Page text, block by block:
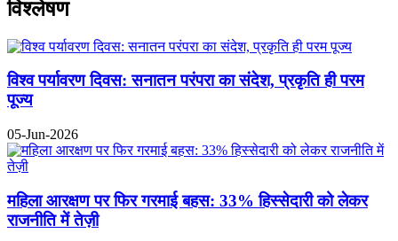
विश्लेषण
विश्व पर्यावरण दिवस: सनातन परंपरा का संदेश, प्रकृति ही परम
पूज्य
05-Jun-2026
महिला आरक्षण पर फिर गरमाई बहस: 33% हिस्सेदारी को लेकर
राजनीति में तेज़ी